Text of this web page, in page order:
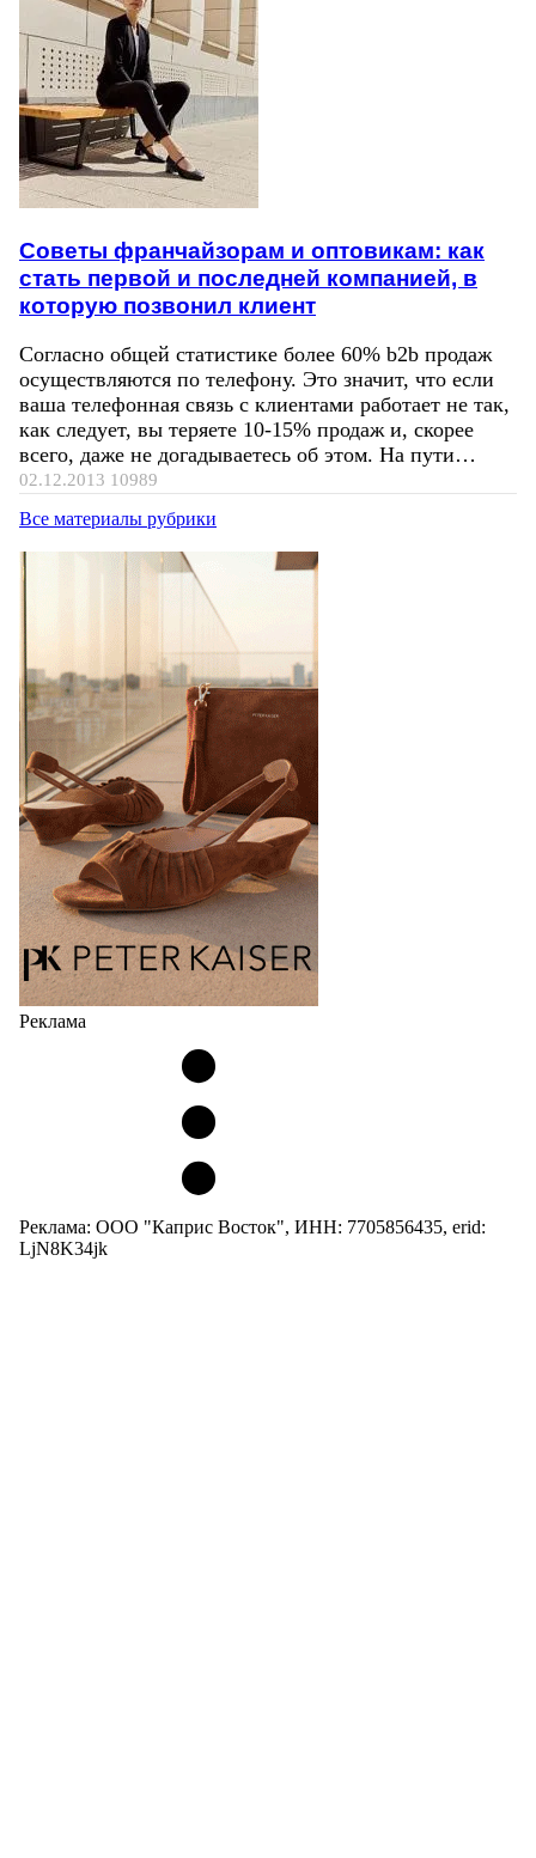
Советы франчайзорам и оптовикам: как
стать первой и последней компанией, в
которую позвонил клиент
Согласно общей статистике более 60% b2b продаж
осуществляются по телефону. Это значит, что если
ваша телефонная связь с клиентами работает не так,
как следует, вы теряете 10-15% продаж и, скорее
всего, даже не догадываетесь об этом. На пути…
02.12.2013 10989
Все материалы рубрики
Реклама
Реклама: ООО "Каприс Восток", ИНН: 7705856435, erid:
LjN8K34jk